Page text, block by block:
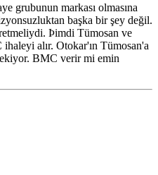
grubunun markası olmasına
başka bir şey değil.
Þimdi Tümosan ve
alır. Otokar'ın Tümosan'a
BMC verir mi emin